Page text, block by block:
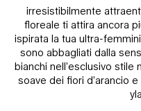
irresistibilmente
floreale ti attira ancora
ispirata la tua ultra-
sono abbagliati dalla
bianchi nell’esclusivo
soave dei fiori d’arancio